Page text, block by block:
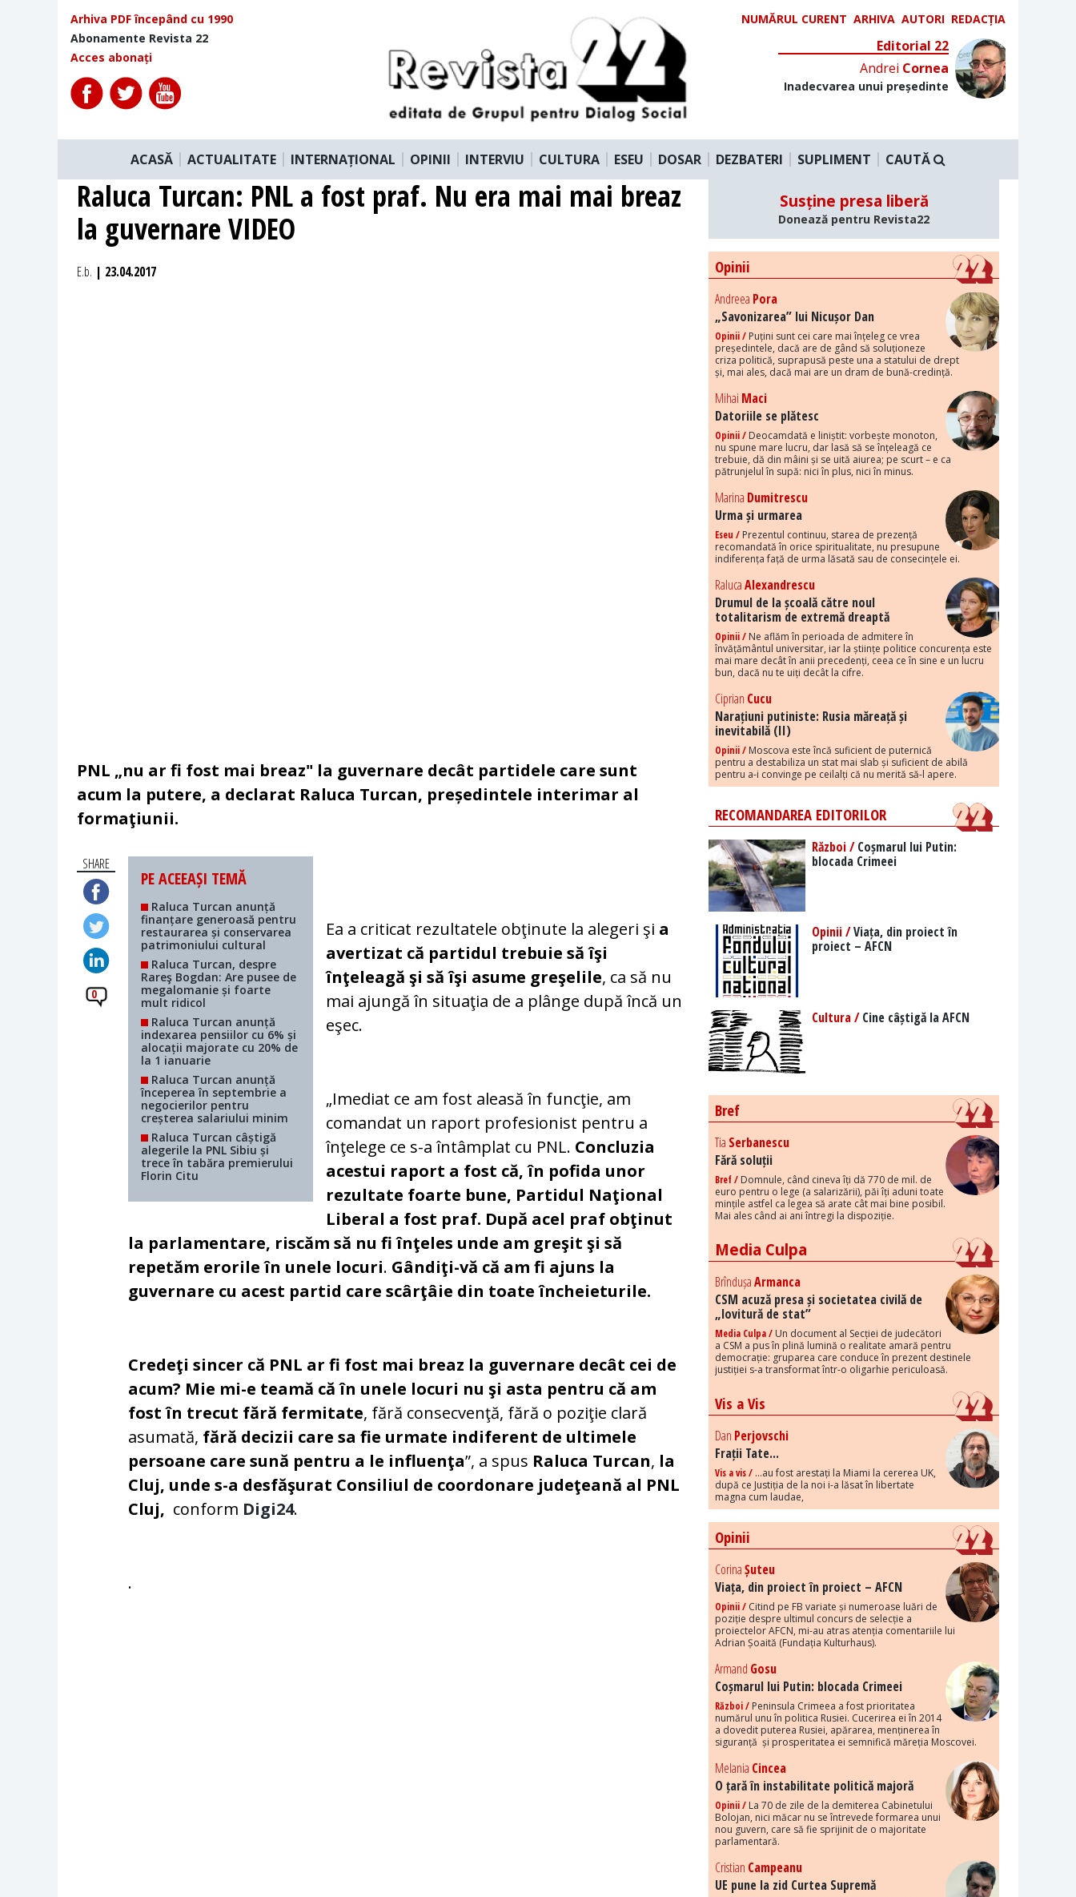
Arhiva PDF începând cu 1990
Abonamente Revista 22
Acces abonați
NUMĂRUL CURENT ARHIVA AUTORI REDACȚIA
Editorial 22
Andrei Cornea
Inadecvarea unui președinte
ACASĂ ACTUALITATE INTERNAȚIONAL OPINII INTERVIU CULTURA ESEU DOSAR DEZBATERI SUPLIMENT CAUTĂ
Raluca Turcan: PNL a fost praf. Nu era mai mai breaz
la guvernare VIDEO
E.b. | 23.04.2017
PNL „nu ar fi fost mai breaz" la guvernare decât partidele care sunt
acum la putere, a declarat Raluca Turcan, președintele interimar al
formaţiunii.
SHARE
0
PE ACEEAȘI TEMĂ
Raluca Turcan anunță
finanțare generoasă pentru
restaurarea și conservarea
patrimoniului cultural
Raluca Turcan, despre
Rareş Bogdan: Are pusee de
megalomanie și foarte
mult ridicol
Raluca Turcan anunță
indexarea pensiilor cu 6% și
alocații majorate cu 20% de
la 1 ianuarie
Raluca Turcan anunță
începerea în septembrie a
negocierilor pentru
creșterea salariului minim
Raluca Turcan câștigă
alegerile la PNL Sibiu și
trece în tabăra premierului
Florin Citu
Ea a criticat rezultatele obţinute la alegeri şi a
avertizat că partidul trebuie să îşi
înţeleagă şi să îşi asume greşelile, ca să nu
mai ajungă în situaţia de a plânge după încă un
eşec.
„Imediat ce am fost aleasă în funcţie, am
comandat un raport profesionist pentru a
înţelege ce s-a întâmplat cu PNL. Concluzia
acestui raport a fost că, în pofida unor
rezultate foarte bune, Partidul Naţional
Liberal a fost praf. După acel praf obţinut
la parlamentare, riscăm să nu fi înţeles unde am greşit şi să
repetăm erorile în unele locuri. Gândiţi-vă că am fi ajuns la
guvernare cu acest partid care scârţâie din toate încheieturile.
Credeţi sincer că PNL ar fi fost mai breaz la guvernare decât cei de
acum? Mie mi-e teamă că în unele locuri nu şi asta pentru că am
fost în trecut fără fermitate, fără consecvenţă, fără o poziţie clară
asumată, fără decizii care sa fie urmate indiferent de ultimele
persoane care sună pentru a le influenţa”, a spus Raluca Turcan, la
Cluj, unde s-a desfăşurat Consiliul de coordonare judeţeană al PNL
Cluj, conform Digi24.
.
Susține presa liberă
Donează pentru Revista22
Opinii
Andreea Pora
„Savonizarea” lui Nicușor Dan
Opinii / Puțini sunt cei care mai înțeleg ce vrea
președintele, dacă are de gând să soluționeze
criza politică, suprapusă peste una a statului de drept
și, mai ales, dacă mai are un dram de bună-credință.
Mihai Maci
Datoriile se plătesc
Opinii / Deocamdată e liniștit: vorbește monoton,
nu spune mare lucru, dar lasă să se înțeleagă ce
trebuie, dă din mâini și se uită aiurea; pe scurt – e ca
pătrunjelul în supă: nici în plus, nici în minus.
Marina Dumitrescu
Urma și urmarea
Eseu / Prezentul continuu, starea de prezență
recomandată în orice spiritualitate, nu presupune
indiferența față de urma lăsată sau de consecințele ei.
RalucaAlexandrescu
Drumul de la școală către noul
totalitarism de extremă dreaptă
Opinii / Ne aflăm în perioada de admitere în
învățământul universitar, iar la științe politice concurența este
mai mare decât în anii precedenți, ceea ce în sine e un lucru
bun, dacă nu te uiți decât la cifre.
Ciprian Cucu
Narațiuni putiniste: Rusia măreață și
inevitabilă (II)
Opinii / Moscova este încă suficient de puternică
pentru a destabiliza un stat mai slab și suficient de abilă
pentru a-i convinge pe ceilalți că nu merită să-l apere.
RECOMANDAREA EDITORILOR
Război /Coșmarul lui Putin:
blocada Crimeei
Opinii /Viața, din proiect în
proiect – AFCN
Cultura /Cine câștigă la AFCN
Bref
Tia Serbanescu
Fără soluții
Bref / Domnule, când cineva îți dă 770 de mil. de
euro pentru o lege (a salarizării), păi îți aduni toate
mințile astfel ca legea să arate cât mai bine posibil.
Mai ales când ai ani întregi la dispoziție.
Media Culpa
BrîndușaArmanca
CSM acuză presa și societatea civilă de
„lovitură de stat”
Media Culpa / Un document al Secției de judecători
a CSM a pus în plină lumină o realitate amară pentru
democrație: gruparea care conduce în prezent destinele
justiției s-a transformat într-o oligarhie periculoasă.
Vis a Vis
Dan Perjovschi
Frații Tate...
Vis a vis / ...au fost arestați la Miami la cererea UK,
după ce Justiția de la noi i-a lăsat în libertate
magna cum laudae,
Opinii
CorinaȘuteu
Viața, din proiect în proiect – AFCN
Opinii / Citind pe FB variate și numeroase luări de
poziție despre ultimul concurs de selecție a
proiectelor AFCN, mi-au atras atenția comentariile lui
Adrian Șoaită (Fundația Kulturhaus).
Armand Gosu
Coșmarul lui Putin: blocada Crimeei
Război / Peninsula Crimeea a fost prioritatea
numărul unu în politica Rusiei. Cucerirea ei în 2014
a dovedit puterea Rusiei, apărarea, menținerea în
siguranță și prosperitatea ei semnifică măreția Moscovei.
Melania Cincea
O țară în instabilitate politică majoră
Opinii / La 70 de zile de la demiterea Cabinetului
Bolojan, nici măcar nu se întrevede formarea unui
nou guvern, care să fie sprijinit de o majoritate
parlamentară.
Cristian Campeanu
UE pune la zid Curtea Supremă